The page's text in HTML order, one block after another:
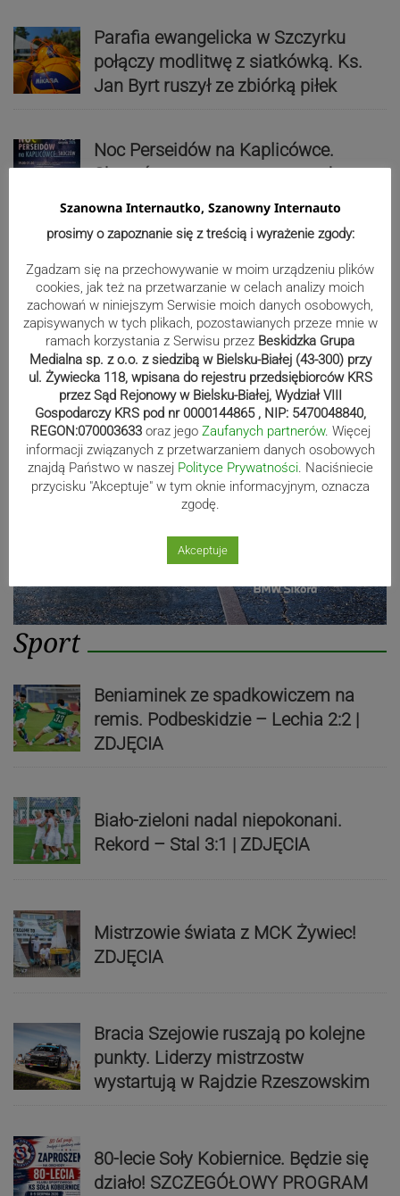
Parafia ewangelicka w Szczyrku
połączy modlitwę z siatkówką. Ks.
Jan Byrt ruszył ze zbiórką piłek
Noc Perseidów na Kaplicówce.
Skoczów zaprasza na noc pod
gwiazdami
Wakacyjny szturm po dowody. W
lipcu ponad 400 osób w
zebrzydowickim urzędzie
Reklama
Sport
Beniaminek ze spadkowiczem na
remis. Podbeskidzie – Lechia 2:2 |
ZDJĘCIA
Biało-zieloni nadal niepokonani.
Rekord – Stal 3:1 | ZDJĘCIA
Mistrzowie świata z MCK Żywiec!
ZDJĘCIA
Bracia Szejowie ruszają po kolejne
punkty. Liderzy mistrzostw
wystartują w Rajdzie Rzeszowskim
80-lecie Soły Kobiernice. Będzie się
działo! SZCZEGÓŁOWY PROGRAM
Szanowna Internautko, Szanowny Internauto
prosimy o zapoznanie się z treścią i wyrażenie zgody:
Zgadzam się na przechowywanie w moim urządzeniu plików
cookies, jak też na przetwarzanie w celach analizy moich
zachowań w niniejszym Serwisie moich danych osobowych,
zapisywanych w tych plikach, pozostawianych przeze mnie w
ramach korzystania z Serwisu przez Beskidzka Grupa
Medialna sp. z o.o. z siedzibą w Bielsku-Białej (43-300) przy
ul. Żywiecka 118, wpisana do rejestru przedsiębiorców KRS
przez Sąd Rejonowy w Bielsku-Białej, Wydział VIII
Gospodarczy KRS pod nr 0000144865 , NIP: 5470048840,
REGON:070003633 oraz jego Zaufanych partnerów. Więcej
informacji związanych z przetwarzaniem danych osobowych
znajdą Państwo w naszej Polityce Prywatności. Naciśniecie
przycisku "Akceptuje" w tym oknie informacyjnym, oznacza
zgodę.
Akceptuje